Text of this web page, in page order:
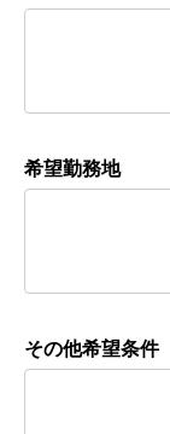
希望勤務地
その他希望条件